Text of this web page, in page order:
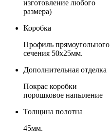
изготовление любого
размера)
Коробка
Профиль прямоугольного
сечения 50х25мм.
Дополнительная отделка
Покрас коробки
порошковое напыление
Толщина полотна
45мм.